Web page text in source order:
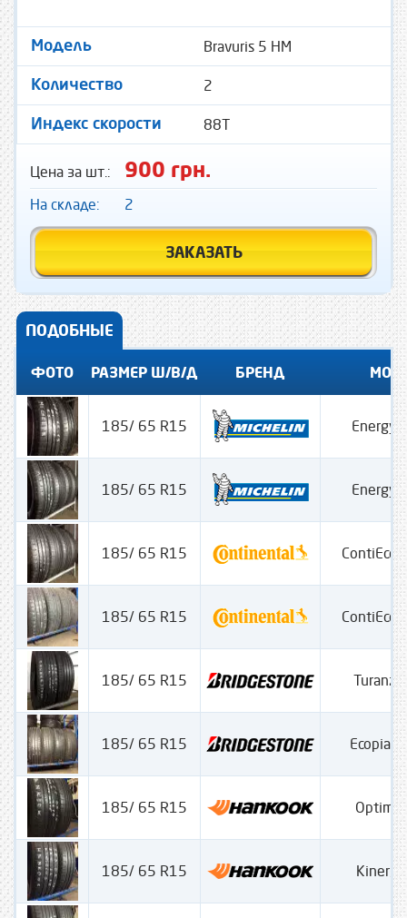
Модель Bravuris 5 HM
Количество 2
Индекс скорости 88T
Цена за шт.: 900 грн.
На складе: 2
ЗАКАЗАТЬ
ПОДОБНЫЕ
ФОТО РАЗМЕР Ш/В/Д БРЕНД
185/ 65 R15 Energy
185/ 65 R15 Energy
185/ 65 R15
185/ 65 R15
185/ 65 R15
185/ 65 R15 Ecopia
185/ 65 R15 Optima
185/ 65 R15